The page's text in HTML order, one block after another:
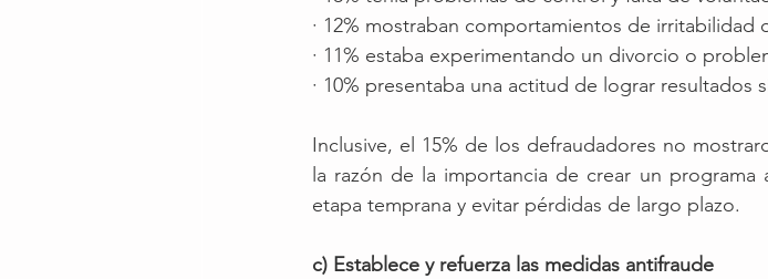
· 12% mostraban comportamientos de irritabilidad
· 11% estaba experimentando un divorcio o
· 10% presentaba una actitud de lograr
Inclusive, el 15% de los defraudadores no
la razón de la importancia de crear un
etapa temprana y evitar pérdidas de largo plazo.
c) Establece y refuerza las medidas antifraude